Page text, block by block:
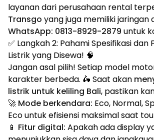
layanan dari perusahaan rental
Transgo yang juga memiliki jaringan
WhatsApp: 0813-8929-2879 untuk
✅ Langkah 2: Pahami Spesifikasi dan
Listrik yang Disewa! 🧠
Jangan asal pilih! Setiap model
karakter berbeda. 🛵 Saat akan
listrik untuk keliling Bali, pastikan
🚀 Mode berkendara: Eco, Normal,
Eco untuk efisiensi maksimal saat
📱 Fitur digital: Apakah ada display